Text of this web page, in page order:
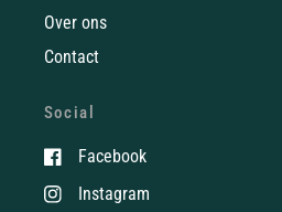
Over ons
Contact
Social
Facebook
Instagram